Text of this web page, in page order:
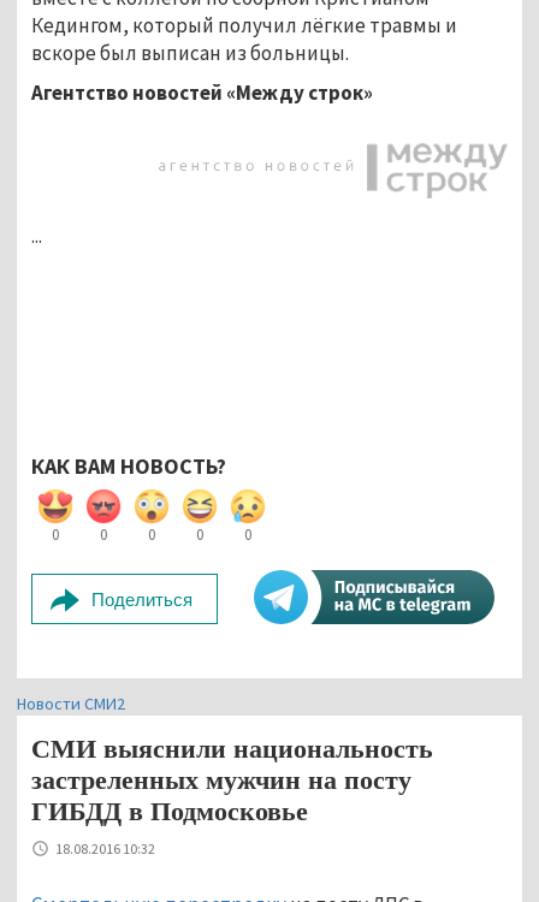
Кедингом, который получил лёгкие травмы и
вскоре был выписан из больницы.
Агентство новостей «Между строк»
...
КАК ВАМ НОВОСТЬ?
0 0 0 0 0
Поделиться
Новости СМИ2
СМИ выяснили национальность
застреленных мужчин на посту
ГИБДД в Подмосковье
18.08.2016 10:32